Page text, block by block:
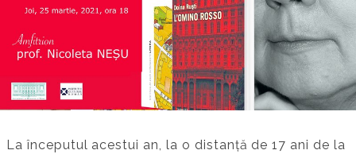
La începutul acestui an, la o distanță de 17 ani de la